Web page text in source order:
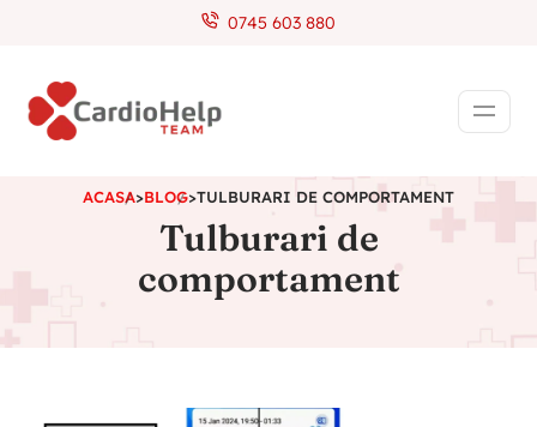
0745 603 880
ACASA>BLOG>TULBURARI DE COMPORTAMENT
Tulburari de
comportament